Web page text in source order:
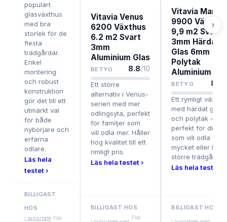
populärt
glasväxthus
med bra
storlek för de
flesta
trädgårdar.
Enkel
montering
och robust
konstruktion
gör det till ett
utmärkt val
för både
nybörjare och
erfarna
odlare.
Läs hela
testet ›
BILLIGAST
HOS
i samarbete Fler
Vitavia Venus
6200 Växthus
6.2 m2 Svart
3mm
Aluminium Glas
BETYG 8.8/10
Ett större
alternativ i Venus-
serien med mer
odlingsyta, perfekt
för familjer som
vill odla mer. Håller
hög kvalitet till ett
rimligt pris.
Läs hela testet ›
BILLIGAST HOS
Fler
Vitavia Mars
9900 Växthus
9,9 m2 Svart
3mm Härdat
Glas 6mm
Polytak
Aluminium
BETYG 8.5
Ett rymligt
med härdat glas
och polytak –
perfekt för dig
som vill odla
mycket eller har
större trädgård.
Läs hela testet ›
BILLIGAST HOS
›